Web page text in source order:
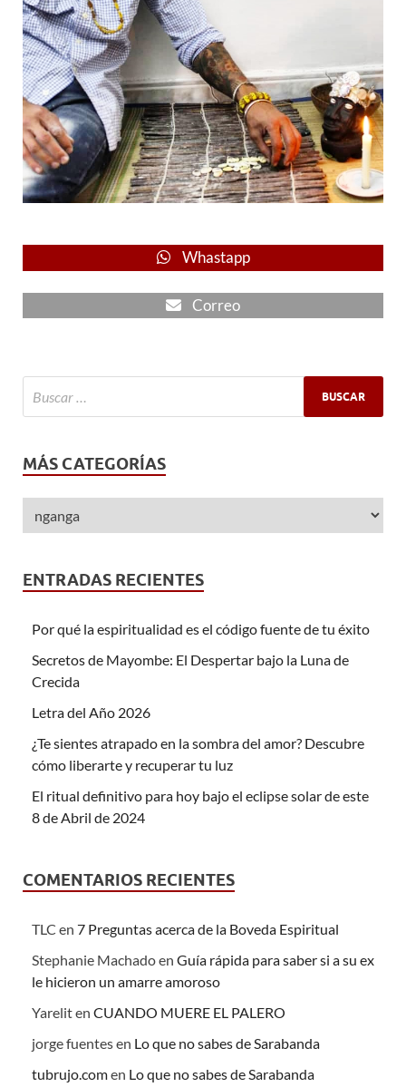
Whastapp
Correo
MÁS CATEGORÍAS
ENTRADAS RECIENTES
Por qué la espiritualidad es el código fuente de tu éxito
Secretos de Mayombe: El Despertar bajo la Luna de
Crecida
Letra del Año 2026
¿Te sientes atrapado en la sombra del amor? Descubre
cómo liberarte y recuperar tu luz
El ritual definitivo para hoy bajo el eclipse solar de este
8 de Abril de 2024
COMENTARIOS RECIENTES
TLC en 7 Preguntas acerca de la Boveda Espiritual
Stephanie Machadoen Guía rápida para saber si a su ex
le hicieron un amarre amoroso
Yareliten CUANDO MUERE EL PALERO
jorge fuentesen Lo que no sabes de Sarabanda
tubrujo.comen Lo que no sabes de Sarabanda